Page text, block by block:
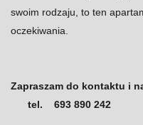
swoim rodzaju, to ten
oczekiwania.
Zapraszam do kontaktu i
tel. 693 890 242